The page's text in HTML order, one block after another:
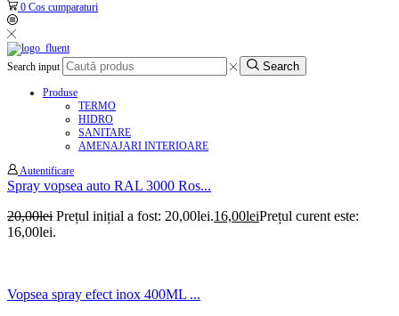
0 Cos cumparaturi
Search input Search
Produse
TERMO
HIDRO
SANITARE
AMENAJARI INTERIOARE
Autentificare
Spray vopsea auto RAL 3000 Ros...
20,00lei Prețul inițial a fost: 20,00lei.16,00leiPrețul curent este:
16,00lei.
Vopsea spray efect inox 400ML ...